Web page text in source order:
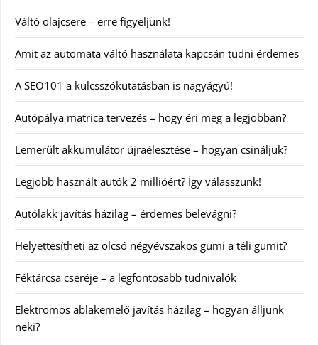
Váltó olajcsere – erre figyeljünk!
Amit az automata váltó használata kapcsán tudni érdemes
A SEO101 a kulcsszókutatásban is nagyágyú!
Autópálya matrica tervezés – hogy éri meg a legjobban?
Lemerült akkumulátor újraélesztése – hogyan csináljuk?
Legjobb használt autók 2 millióért? Így válasszunk!
Autólakk javítás házilag – érdemes belevágni?
Helyettesítheti az olcsó négyévszakos gumi a téli gumit?
Féktárcsa cseréje – a legfontosabb tudnivalók
Elektromos ablakemelő javítás házilag – hogyan álljunk
neki?